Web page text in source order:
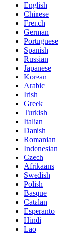
English
Chinese
French
German
Portuguese
Spanish
Russian
Japanese
Korean
Arabic
Irish
Greek
Turkish
Italian
Danish
Romanian
Indonesian
Czech
Afrikaans
Swedish
Polish
Basque
Catalan
Esperanto
Hindi
Lao